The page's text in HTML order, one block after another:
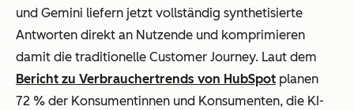
und Gemini liefern jetzt vollständig synthetisierte
Antworten direkt an Nutzende und komprimieren
damit die traditionelle Customer Journey. Laut dem
Bericht zu Verbrauchertrends von HubSpot planen
72 % der Konsumentinnen und Konsumenten, die KI-